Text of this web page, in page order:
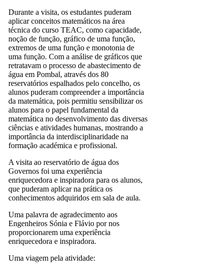
Durante a visita, os estudantes puderam
aplicar conceitos matemáticos na área
técnica do curso TEAC, como capacidade,
noção de função, gráfico de uma função,
extremos de uma função e monotonia de
uma função. Com a análise de gráficos que
retratavam o processo de abastecimento de
água em Pombal, através dos 80
reservatórios espalhados pelo concelho, os
alunos puderam compreender a importância
da matemática, pois permitiu sensibilizar os
alunos para o papel fundamental da
matemática no desenvolvimento das diversas
ciências e atividades humanas, mostrando a
importância da interdisciplinaridade na
formação académica e profissional.
A visita ao reservatório de água dos
Governos foi uma experiência
enriquecedora e inspiradora para os alunos,
que puderam aplicar na prática os
conhecimentos adquiridos em sala de aula.
Uma palavra de agradecimento aos
Engenheiros Sónia e Flávio por nos
proporcionarem uma experiência
enriquecedora e inspiradora.
Uma viagem pela atividade: